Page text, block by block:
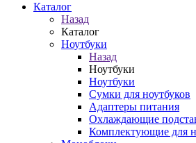
Каталог
Назад
Каталог
Ноутбуки
Назад
Ноутбуки
Ноутбуки
Сумки для ноутбуков
Адаптеры питания
Охлаждающие
Комплектующие для